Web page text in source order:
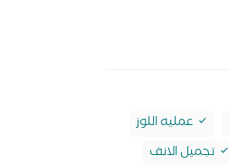
عمليه اللوز
تجميل الانف